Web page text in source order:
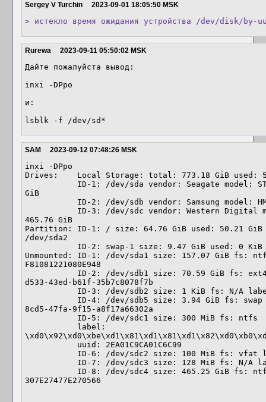
Sergey V Turchin 2023-09-01 18:05:50 MSK
> истекло время ожидания устройства /dev/disk/by-
Rurewa 2023-09-11 05:50:02 MSK
Дайте пожалуйста вывод:
inxi -DPpo
и:
lsblk -f /dev/sd*
SAM 2023-09-12 07:48:26 MSK
inxi -DPpo
Drives:    Local Storage: total: 773.18 GiB used:
GiB
465.76 GiB
Partition: ID-1: / size: 64.76 GiB used: 50.21
/dev/sda2
Unmounted: ID-1: /dev/sda1 size: 157.07 GiB fs:
F81081221080E948
d533-43ed-b61f-35b7c8078f7b
8cd5-47fa-9f15-a8f17a66302a
307E27477E270566